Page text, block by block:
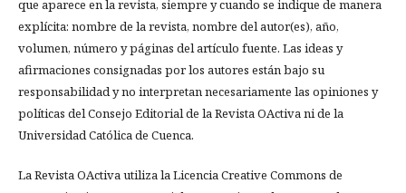
que aparece en la revista, siempre y cuando se indique de manera
explícita: nombre de la revista, nombre del autor(es), año,
volumen, número y páginas del artículo fuente. Las ideas y
afirmaciones consignadas por los autores están bajo su
responsabilidad y no interpretan necesariamente las opiniones y
políticas del Consejo Editorial de la Revista OActiva ni de la
Universidad Católica de Cuenca.
La Revista OActiva utiliza la Licencia Creative Commons de